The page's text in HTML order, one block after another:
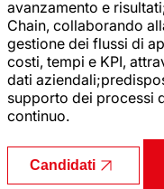
avanzamento e
Chain, collaborando
gestione dei flussi di
costi, tempi e KPI,
dati
supporto dei processi
continuo.
Candidati